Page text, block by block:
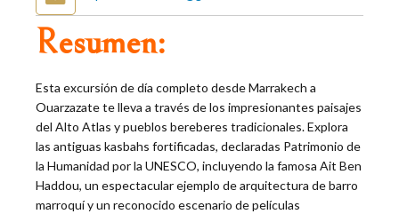
Resumen:
Esta excursión de día completo desde Marrakech a
Ouarzazate te lleva a través de los impresionantes paisajes
del Alto Atlas y pueblos bereberes tradicionales. Explora
las antiguas kasbahs fortificadas, declaradas Patrimonio de
la Humanidad por la UNESCO, incluyendo la famosa Ait Ben
Haddou, un espectacular ejemplo de arquitectura de barro
marroquí y un reconocido escenario de películas